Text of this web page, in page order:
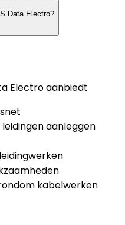
Data Electro?
Electroaanbiedt
aanleggen
kabelwerken